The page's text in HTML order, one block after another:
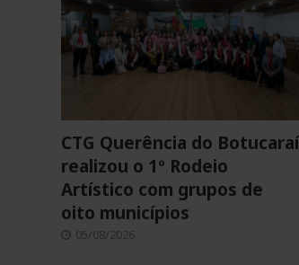
CTG Querência do Botucaraí
realizou o 1º Rodeio
Artístico com grupos de
oito municípios
05/08/2026